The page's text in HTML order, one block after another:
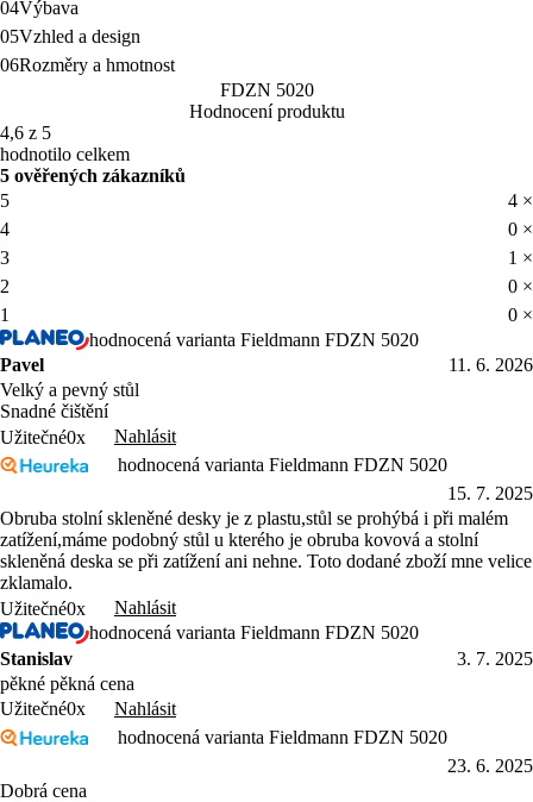
04Výbava
05Vzhled a design
06Rozměry a hmotnost
FDZN 5020
Hodnocení produktu
4,6 z 5
hodnotilo celkem
5 ověřených zákazníků
5
4 ×
4
0 ×
3
1 ×
2
0 ×
1
0 ×
hodnocená varianta Fieldmann FDZN 5020
Pavel
11. 6. 2026
Velký a pevný stůl
Snadné čištění
Užitečné0x
Nahlásit
hodnocená varianta Fieldmann FDZN 5020
15. 7. 2025
Obruba stolní skleněné desky je z plastu,stůl se prohýbá i při malém
zatížení,máme podobný stůl u kterého je obruba kovová a stolní
skleněná deska se při zatížení ani nehne. Toto dodané zboží mne velice
zklamalo.
Užitečné0x
Nahlásit
hodnocená varianta Fieldmann FDZN 5020
Stanislav
3. 7. 2025
pěkné pěkná cena
Užitečné0x
Nahlásit
hodnocená varianta Fieldmann FDZN 5020
23. 6. 2025
Dobrá cena